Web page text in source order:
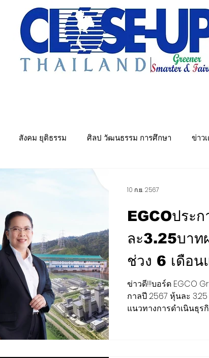
สังคม ยุติธรรม ศิลป วัฒนธรรม การศึกษา ข่าว
คมนาคม การขนส่ง
บันเทิง&วาไรตี้ หมอลำ เมืองอุตสาหกรรมเชิงนิเวศ ศูน
การตลาด สุขภาพ ความงาม เสียงชุมชน ต่าง
กีฬา สันทนาการ H-I-T-G
EGCOประ
ละ3.25บาท
ช่วง 6 เดือ
EGCO
22,871 ล้าน
ข่าวดี!!!บอร์ด EGCO
กาลปี 2567 หุ้นละ
แนวทางการดำเนินธุรกิ
10 ก.ย. 2567